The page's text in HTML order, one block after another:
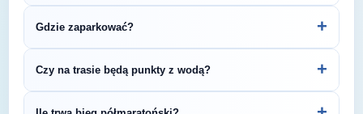
rejestracyjnym.
regulamin biegu lub skontaktuj się z
organizatorem.
Gdzie zaparkować? +
— szczegóły znajdziesz w opisie biegu lub na
stronie organizatora.
Czy na trasie będą punkty z wodą? +